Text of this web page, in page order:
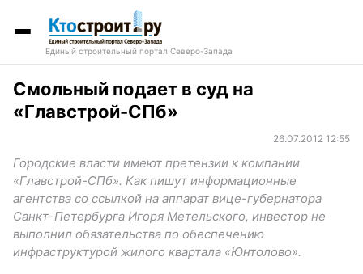
Единый строительный портал Северо-Запада
Смольный подает в суд на
«Главстрой-СПб»
26.07.2012 12:55
Городские власти имеют претензии к компании
«Главстрой-СПб». Как пишут информационные
агентства со ссылкой на аппарат вице-губернатора
Санкт-Петербурга Игоря Метельского, инвестор не
выполнил обязательства по обеспечению
инфраструктурой жилого квартала «Юнтолово».